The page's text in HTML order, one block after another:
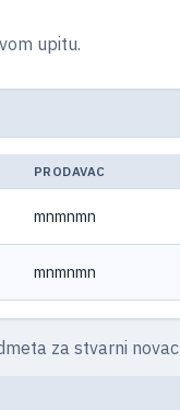
upitu.
PRODAVAC
mnmnmn
mnmnmn
za stvarni